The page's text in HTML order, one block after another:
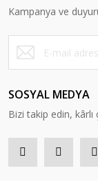
Kampanya ve
SOSYAL MEDYA
Bizi takip edin, kârlı